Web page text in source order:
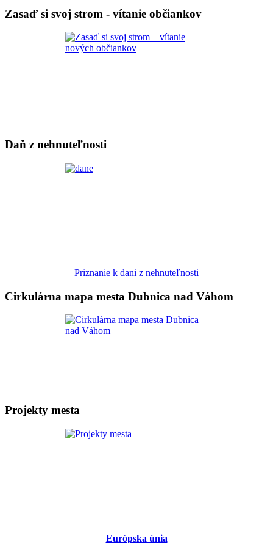
Zasaď si svoj strom - vítanie občiankov
Daň z nehnuteľnosti
Priznanie k dani z nehnuteľnosti
Cirkulárna mapa mesta Dubnica nad Váhom
Projekty mesta
Európska únia